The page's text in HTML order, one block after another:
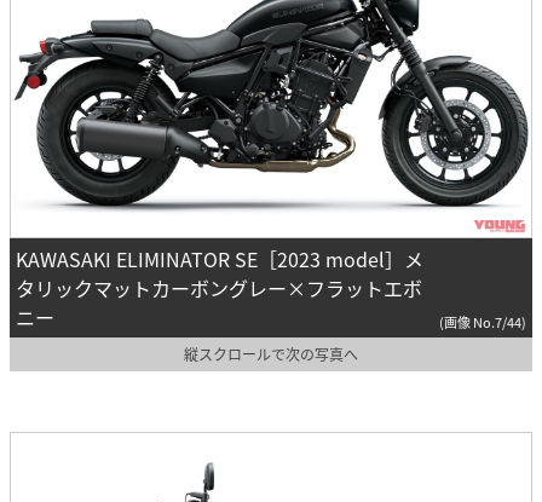
KAWASAKI ELIMINATOR SE［2023 model］メ
タリックマットカーボングレー×フラットエボ
ニー
(画像 No.7/44)
縦スクロールで次の写真へ